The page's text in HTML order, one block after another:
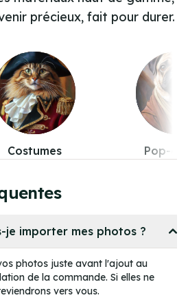
précieux, fait pour durer.
Pop-culture
je importer mes photos ?
photos juste avant l'ajout au
de la commande. Si elles ne
vers vous.